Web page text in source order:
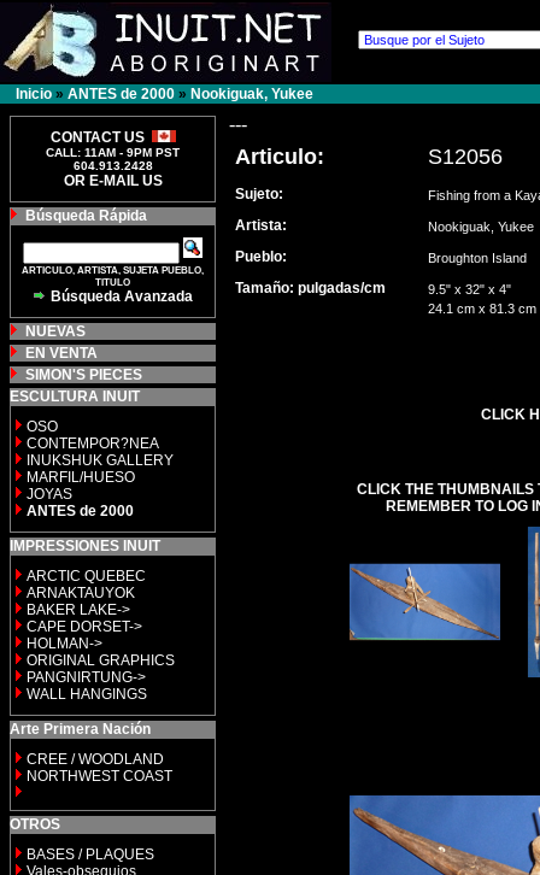
Inicio » ANTES de 2000 » Nookiguak, Yukee
CONTACT US
CALL: 11AM - 9PM PST
604.913.2428
OR E-MAIL US
Búsqueda Rápida
ARTICULO, ARTISTA, SUJETA PUEBLO,
TITULO
Búsqueda Avanzada
NUEVAS
EN VENTA
SIMON'S PIECES
ESCULTURA INUIT
OSO
CONTEMPOR?NEA
INUKSHUK GALLERY
MARFIL/HUESO
JOYAS
ANTES de 2000
IMPRESSIONES INUIT
ARCTIC QUEBEC
ARNAKTAUYOK
BAKER LAKE->
CAPE DORSET->
HOLMAN->
ORIGINAL GRAPHICS
PANGNIRTUNG->
WALL HANGINGS
Arte Primera Nación
CREE / WOODLAND
NORTHWEST COAST
OTROS
BASES / PLAQUES
Vales-obsequios
---
Articulo: S12056
Sujeto: Fishing from a
Artista: Nookiguak,
Pueblo: Broughton Island
Tamaño: pulgadas/cm
9.5" x 32" x 4"
24.1 cm x 81.3 cm
CLICK
CLICK THE THUMBNAILS
REMEMBER TO LOG